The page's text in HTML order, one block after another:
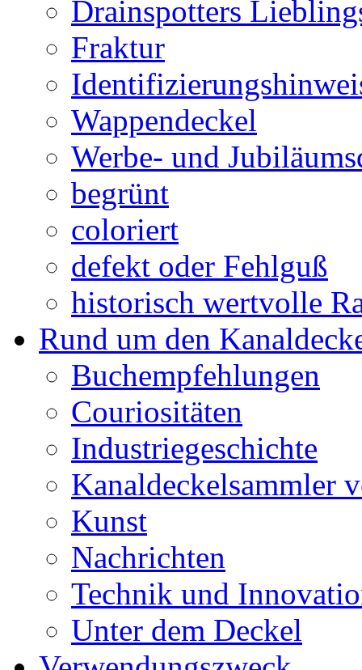
Drainspotters
Fraktur
Wappendeckel
Werbe- und
begrünt
coloriert
defekt oder Fehlguß
historisch wertvolle
Rund um den
Buchempfehlungen
Couriositäten
Industriegeschichte
Kanaldeckelsammler
Kunst
Nachrichten
Technik und
Unter dem Deckel